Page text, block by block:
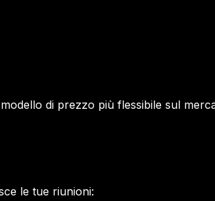
di prezzo più flessibile sul
le tue riunioni: